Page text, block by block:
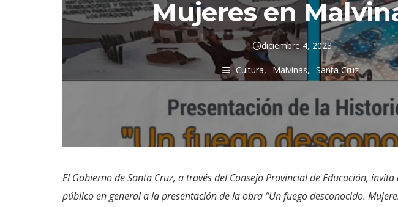
Mujeres en
diciembre 4, 2023
Cultura Malvinas Santa Cruz
El Gobierno de Santa Cruz, a través del Consejo Provincial de Educación,
público en general a la presentación de la obra “Un fuego desconocido.